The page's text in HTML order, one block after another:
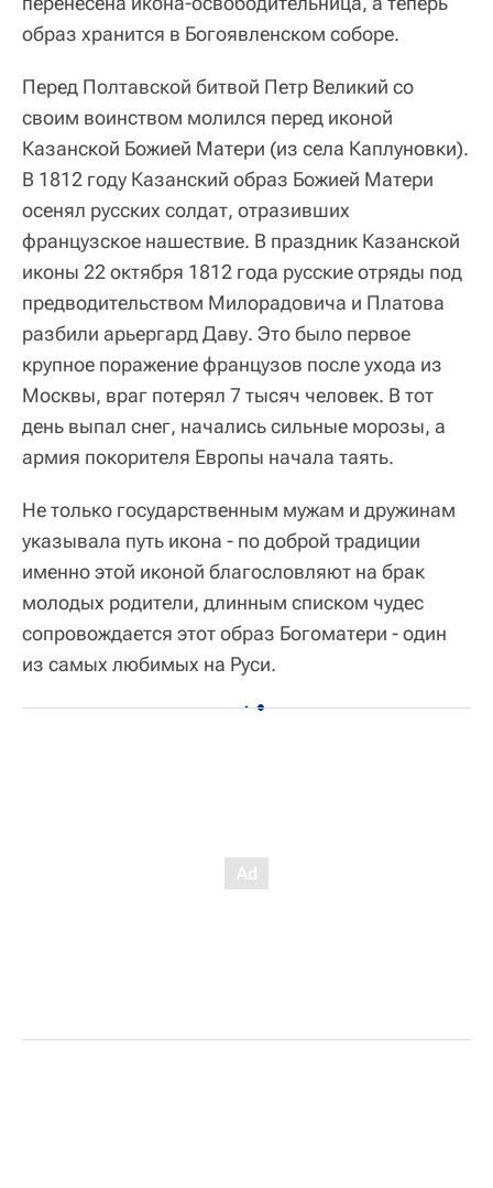
образ хранится в Богоявленском соборе.
Перед Полтавской битвой Петр Великий со
своим воинством молился перед иконой
Казанской Божией Матери (из села Каплуновки).
В 1812 году Казанский образ Божией Матери
осенял русских солдат, отразивших
французское нашествие. В праздник Казанской
иконы 22 октября 1812 года русские отряды под
предводительством Милорадовича и Платова
разбили арьергард Даву. Это было первое
крупное поражение французов после ухода из
Москвы, враг потерял 7 тысяч человек. В тот
день выпал снег, начались сильные морозы, а
армия покорителя Европы начала таять.
Не только государственным мужам и дружинам
указывала путь икона - по доброй традиции
именно этой иконой благословляют на брак
молодых родители, длинным списком чудес
сопровождается этот образ Богоматери - один
из самых любимых на Руси.